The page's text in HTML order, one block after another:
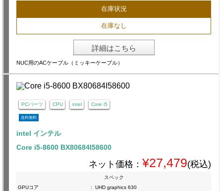
在庫状況
在庫なし
詳細はこちら
NUC用のACケーブル（ミッキーケーブル）
PCパーツ CPU intel Core i5
送料無料
intel インテル
Core i5-8600 BX80684I58600
ネット価格： ¥27,479(税込)
スペック
GPUコア
:
UHD graphics 630